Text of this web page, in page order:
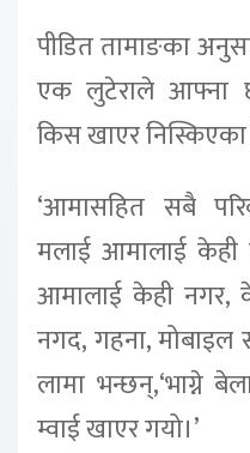
पीडित तामाङका
एक लुटेराले आफ्ना
किस खाएर निस्किएका
‘आमासहित सबै
मलाई आमालाई केही
आमालाई केही नगर,
नगद, गहना, मोबाइल
लामा भन्छन्,‘भाग्ने
म्वाई खाएर गयो।’